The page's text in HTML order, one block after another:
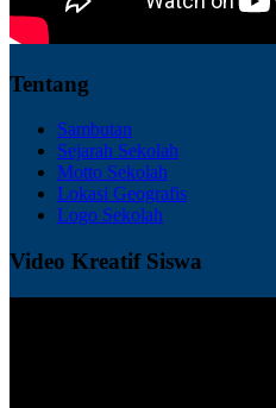
Tentang
Sambutan
Sejarah Sekolah
Motto Sekolah
Lokasi Geografis
Logo Sekolah
Video Kreatif Siswa